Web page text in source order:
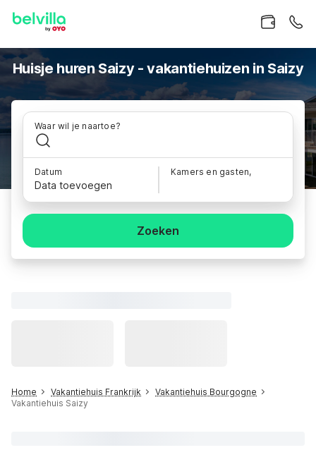
Huisje huren Saizy - vakantiehuizen in Saizy
Waar wil je naartoe?
Datum
Data toevoegen
Kamers en gasten,
Zoeken
Home Vakantiehuis Frankrijk
Vakantiehuis Bourgogne
Vakantiehuis Saizy